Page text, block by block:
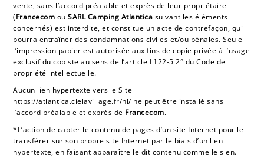
vente, sans l’accord préalable et exprès de leur propriétaire
(Francecom ouSARL Camping Atlantica suivant les éléments
concernés) est interdite, et constitue un acte de contrefaçon, qui
pourra entraîner des condamnations civiles et/ou pénales. Seule
l’impression papier est autorisée aux fins de copie privée à l’usage
exclusif du copiste au sens de l’article L122-5 2° du Code de
propriété intellectuelle.
Aucun lien hypertexte vers le Site
https://atlantica.cielavillage.fr/nl/ne peut être installé sans
l’accord préalable et exprès de Francecom.
*L’action de capter le contenu de pages d’un site Internet pour le
transférer sur son propre site Internet par le biais d’un lien
hypertexte, en faisant apparaître le dit contenu comme le sien.